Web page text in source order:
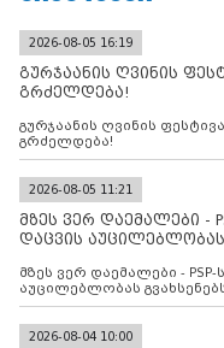
2026-08-05 16:19
გურჯაანის ღვინის
გრძელდება!
გურჯაანის ღვინის
გრძელდება!
2026-08-05 11:21
მზეს ვერ დაემალები -
დაცვის აუცილებლობას
მზეს ვერ დაემალები -
აუცილებლობას
2026-08-04 10:00